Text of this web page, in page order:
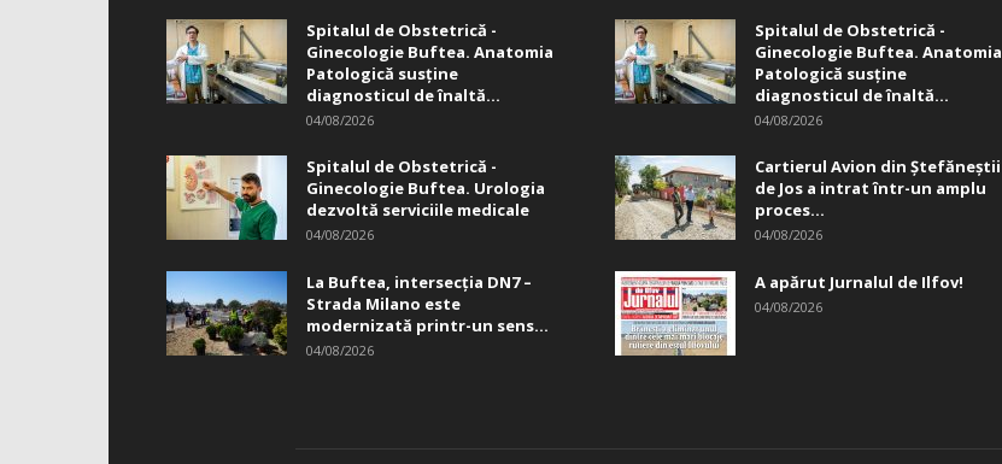
Spitalul de Obstetrică -
Ginecologie Buftea. Anatomia
Patologică susţine
diagnosticul de înaltă...
04/08/2026
Spitalul de Obstetrică -
Ginecologie Buftea. Urologia
dezvoltă serviciile medicale
04/08/2026
La Buftea, intersecţia DN7 –
Strada Milano este
modernizată printr-un sens...
04/08/2026
Spitalul de Obstetrică -
Ginecologie Buftea. Anatomia
Patologică susţine
diagnosticul de înaltă...
04/08/2026
Cartierul Avion din Ştefăneştii
de Jos a intrat într-un amplu
proces...
04/08/2026
A apărut Jurnalul de Ilfov!
04/08/2026